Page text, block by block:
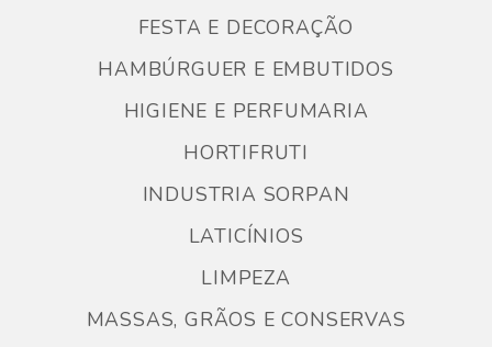
FESTA E DECORAÇÃO
HAMBÚRGUER E EMBUTIDOS
HIGIENE E PERFUMARIA
HORTIFRUTI
INDUSTRIA SORPAN
LATICÍNIOS
LIMPEZA
MASSAS, GRÃOS E CONSERVAS